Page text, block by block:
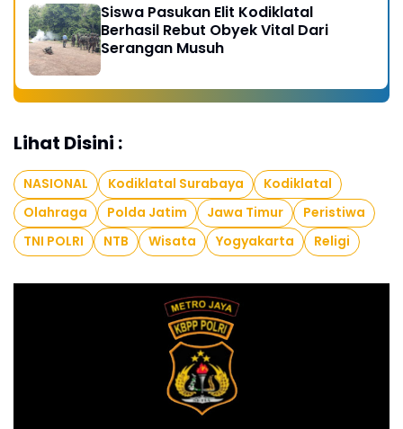
Siswa Pasukan Elit Kodiklatal
Berhasil Rebut Obyek Vital Dari
Serangan Musuh
Lihat Disini :
NASIONAL Kodiklatal Surabaya
Kodiklatal
Olahraga
Polda Jatim Jawa Timur
Peristiwa
TNI POLRI
NTB Wisata Yogyakarta Religi